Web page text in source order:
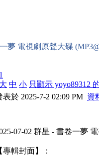
夢 電視劇原聲大碟
大 中 小 只顯示 yoyo89312
表於 2025-7-2 02:09 PM 資
07-02 群星 - 書卷一夢
專輯封面】：